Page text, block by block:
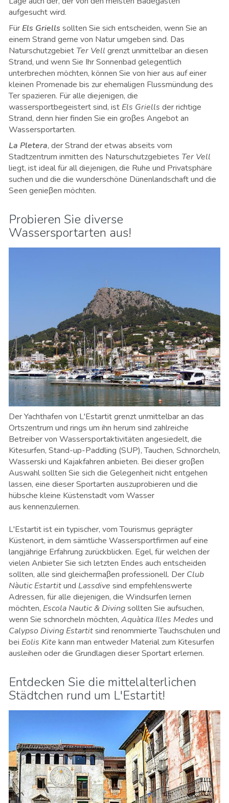
aufgesucht wird.
Für Els Griells sollten Sie sich entscheiden, wenn Sie an
einem Strand gerne von Natur umgeben sind. Das
Naturschutzgebiet Ter Vell grenzt unmittelbar an diesen
Strand, und wenn Sie Ihr Sonnenbad gelegentlich
unterbrechen möchten, können Sie von hier aus auf einer
kleinen Promenade bis zur ehemaligen Flussmündung des
Ter spazieren. Für alle diejenigen, die
wassersportbegeistert sind, ist Els Griells der richtige
Strand, denn hier finden Sie ein groβes Angebot an
Wassersportarten.
La Pletera, der Strand der etwas abseits vom
Stadtzentrum inmitten des Naturschutzgebietes Ter Vell
liegt, ist ideal für all diejenigen, die Ruhe und Privatsphäre
suchen und die die wunderschöne Dünenlandschaft und die
Seen genieβen möchten.
Probieren Sie diverse
Wassersportarten aus!
Der Yachthafen von L'Estartit grenzt unmittelbar an das
Ortszentrum und rings um ihn herum sind zahlreiche
Betreiber von Wassersportaktivitäten angesiedelt, die
Kitesurfen, Stand-up-Paddling (SUP), Tauchen, Schnorcheln,
Wasserski und Kajakfahren anbieten. Bei dieser groβen
Auswahl sollten Sie sich die Gelegenheit nicht entgehen
lassen, eine dieser Sportarten auszuprobieren und die
hübsche kleine Küstenstadt vom Wasser
aus kennenzulernen.
L'Estartit ist ein typischer, vom Tourismus geprägter
Küstenort, in dem sämtliche Wassersportfirmen auf eine
langjährige Erfahrung zurückblicken. Egel, für welchen der
vielen Anbieter Sie sich letzten Endes auch entscheiden
sollten, alle sind gleichermaβen professionell. Der Club
Nàutic Estartitund Lassdive sind empfehlenswerte
Adressen, für alle diejenigen, die Windsurfen lernen
möchten, Escola Nautic & Divingsollten Sie aufsuchen,
wenn Sie schnorcheln möchten, Aquàtica Illes Medes und
Calypso Diving Estartitsind renommierte Tauchschulen und
bei Eolis Kite kann man entweder Material zum Kitesurfen
ausleihen oder die Grundlagen dieser Sportart erlernen.
Entdecken Sie die mittelalterlichen
Städtchen rund um L'Estartit!